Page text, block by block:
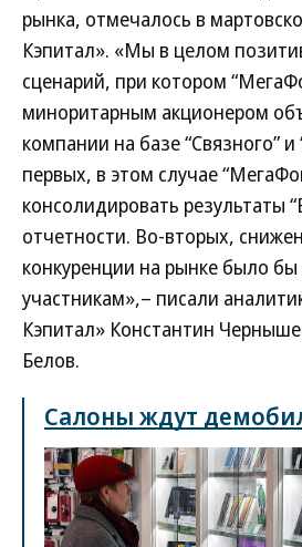
рынка, отмечалось в
Кэпитал». «Мы в целом
сценарий, при котором
миноритарным акционером
компании на базе “Связного” и
первых, в этом случае
консолидировать результаты
отчетности. Во-вторых,
конкуренции на рынке было
участникам»,– писали
Кэпитал» Константин
Белов.
Салоны ждут